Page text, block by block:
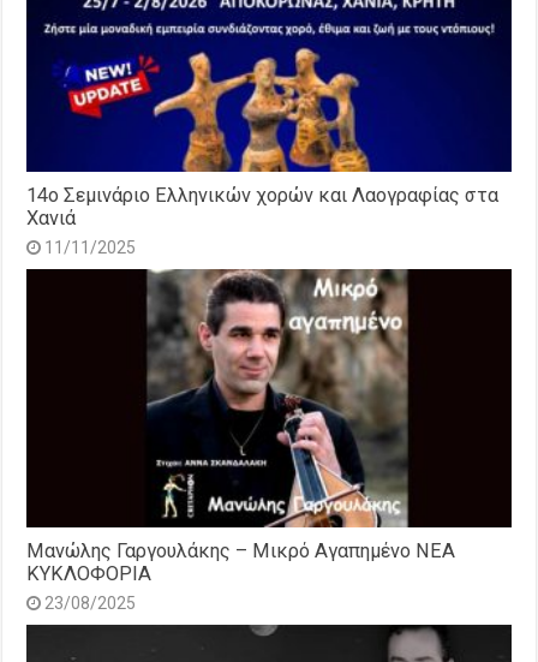
14o Σεμινάριο Ελληνικών χορών και Λαογραφίας στα
Χανιά
11/11/2025
Μανώλης Γαργουλάκης – Μικρό Αγαπημένο NEΑ
ΚΥΚΛΟΦΟΡΙΑ
23/08/2025